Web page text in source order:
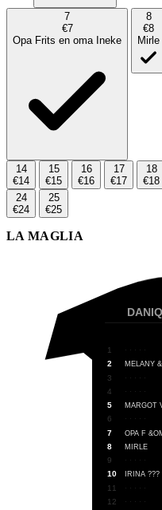
7
€7
Opa Frits en oma Ineke
8
€8
Mirle
14
€14
15
€15
16
€16
17
€17
18
€18
24
€24
25
€25
LA MAGLIA
1 · · · · ·
2 MELANY
3 · · · · ·
4 · · · · ·
5 MARGOT
6 · · · · ·
7 OPA F
8 MIRLE
9 · · · · ·
10 IRINA ???
11 · · · · ·
12 · · · · ·